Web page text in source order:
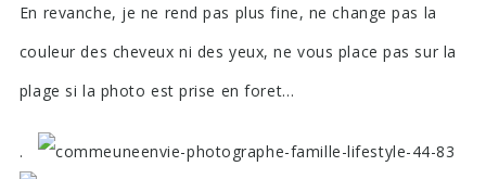
En revanche, je ne rend pas plus fine, ne change pas la
couleur des cheveux ni des yeux, ne vous place pas sur la
plage si la photo est prise en foret…
.